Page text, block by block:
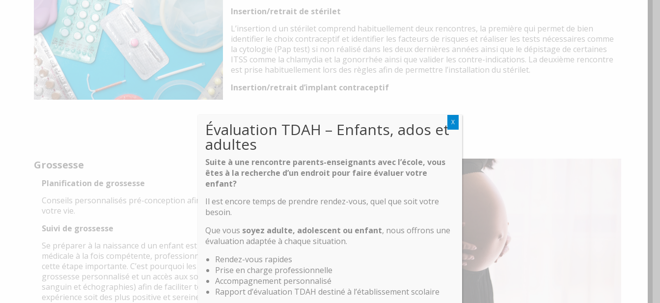
Insertion/retrait de stérilet
L’insertion d un stérilet comprend habituellement deux rencontres, la première qui permet de bien
identifier le choix contraceptif et identifier les facteurs de risques et réaliser les tests nécessaires comme
la cytologie (Pap test) si non réalisé dans les deux dernières années ainsi que le dépistage de certaines
ITSS comme la chlamydia et la gonorrhée ainsi que valider les contre-indications. La deuxième rencontre
est prise habituellement lors des règles afin de permettre l’installation du stérilet.
Insertion/retrait d’implant contraceptif
Grossesse
Planification de grossesse
Conseils personnalisés pré-conception afin de vous assister dans cette étape importante de
votre vie.
Suivi de grossesse
Se préparer à la naissance d un enfant est un moment privilégié et vous méritez une équipe
médicale à la fois compétente, professionnelle et humaine pour vous accompagner dans
cette étape importante. C’est pourquoi les cliniques ExcelleMD vous proposent un suivi de
grossesse personnalisé et un accès aux soins prénataux rapide (rendez-vous de suivi, bilan
sanguin et échographies) afin de faciliter toutes les étapes de votre grossesse et que votre
expérience soit des plus positive et sereine.
Évaluation TDAH – Enfants, ados et
adultes
Suite à une rencontre parents-enseignants avec l’école, vous
êtes à la recherche d’un endroit pour faire évaluer votre
enfant?
Il est encore temps de prendre rendez-vous, quel que soit votre
besoin.
Que vous soyez adulte, adolescent ou enfant, nous offrons une
évaluation adaptée à chaque situation.
Rendez-vous rapides
Prise en charge professionnelle
Accompagnement personnalisé
Rapport d’évaluation TDAH destiné à l’établissement scolaire
X